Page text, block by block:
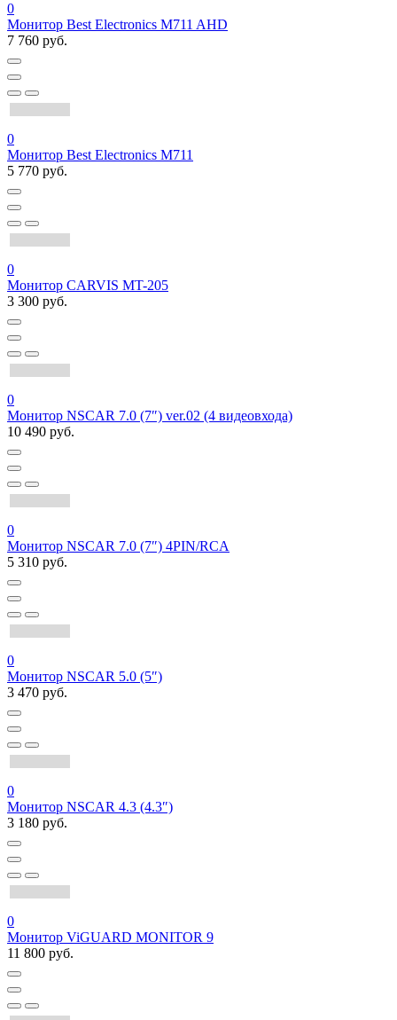
0
Монитор Best Electronics M711 AHD
7 760 руб.
0
Монитор Best Electronics M711
5 770 руб.
0
Монитор CARVIS MT-205
3 300 руб.
0
Монитор NSCAR 7.0 (7″) ver.02 (4 видеовхода)
10 490 руб.
0
Монитор NSCAR 7.0 (7″) 4PIN/RCA
5 310 руб.
0
Монитор NSCAR 5.0 (5″)
3 470 руб.
0
Монитор NSCAR 4.3 (4.3″)
3 180 руб.
0
Монитор ViGUARD MONITOR 9
11 800 руб.